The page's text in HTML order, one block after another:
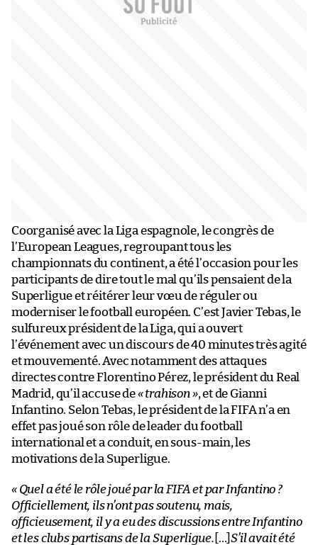
Coorganisé avec la Liga espagnole, le congrès de
l’European Leagues, regroupant tous les
championnats du continent, a été l’occasion pour les
participants de dire tout le mal qu’ils pensaient de la
Superligue et réitérer leur vœu de réguler ou
moderniser le football européen. C’est Javier Tebas, le
sulfureux président de la Liga, qui a ouvert
l’événement avec un discours de 40 minutes très agité
et mouvementé. Avec notamment des attaques
directes contre Florentino Pérez, le président du Real
Madrid, qu’il accuse de« trahison », et de Gianni
Infantino. Selon Tebas, le président de la FIFA n’a en
effet pas joué son rôle de leader du football
international et a conduit, en sous-main, les
motivations de la Superligue.
« Quel a été le rôle joué par la FIFA et par Infantino ?
Officiellement, ils n’ont pas soutenu, mais,
officieusement, il y a eu des discussions entre Infantino
et les clubs partisans de la Superligue. […]S’il avait été